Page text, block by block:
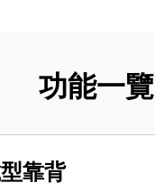
功能一覽
靠背